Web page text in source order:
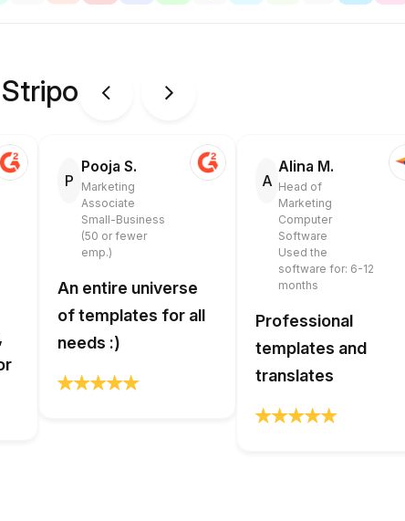
P
Pooja S.
Marketing
Associate
Small-Business
(50 or fewer
emp.)
An entire universe
of templates for all
needs :)
A
Alina M.
Head of
Marketing
Computer
Software
Used the
software for: 6-12
months
Professional
templates and
translates